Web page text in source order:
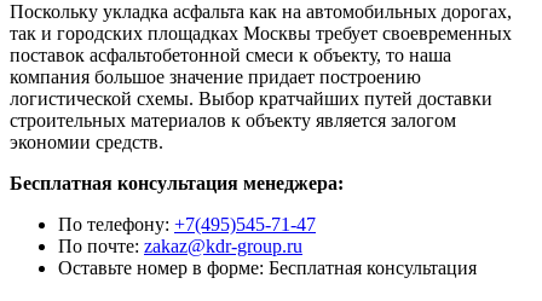
Поскольку укладка асфальта как на автомобильных дорогах,
так и городских площадках Москвы требует своевременных
поставок асфальтобетонной смеси к объекту, то наша
компания большое значение придает построению
логистической схемы. Выбор кратчайших путей доставки
строительных материалов к объекту является залогом
экономии средств.
Бесплатная консультация менеджера:
По телефону: +7(495)545-71-47
По почте: zakaz@kdr-group.ru
Оставьте номер в форме: Бесплатная консультация